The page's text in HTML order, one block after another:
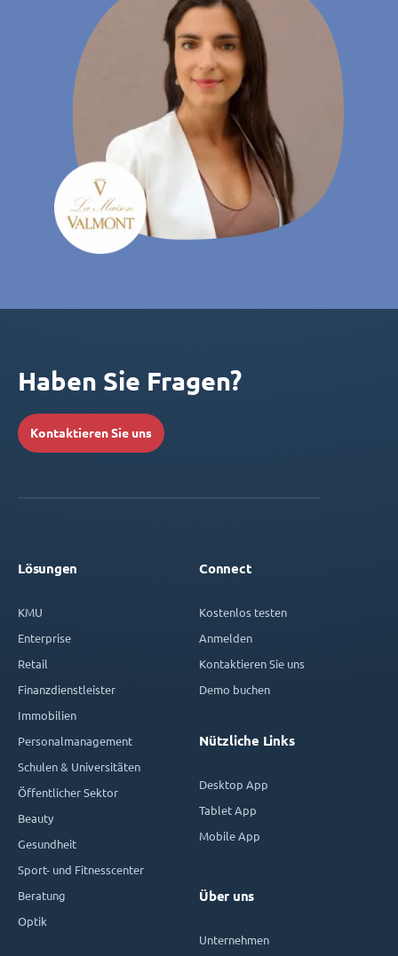
Haben Sie Fragen?
Kontaktieren Sie uns
Lösungen
KMU
Enterprise
Retail
Finanzdienstleister
Immobilien
Personalmanagement
Schulen & Universitäten
Öffentlicher Sektor
Beauty
Gesundheit
Sport- und Fitnesscenter
Beratung
Optik
Connect
Kostenlos testen
Anmelden
Kontaktieren Sie uns
Demo buchen
Nützliche Links
Desktop App
Tablet App
Mobile App
Über uns
Unternehmen